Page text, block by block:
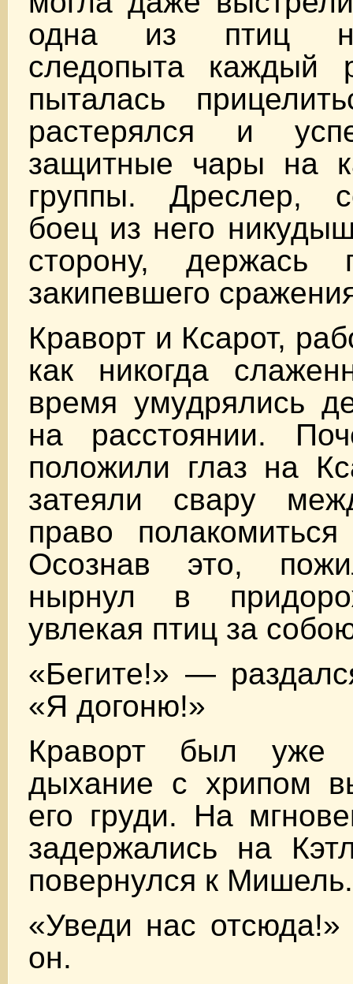
одна из птиц
следопыта каждый
пыталась
растерялся и
защитные чары на
группы. Дреслер,
боец из него
сторону, держась
закипевшего
Краворт и Ксарот,
как никогда
время умудрялись
на расстоянии.
положили глаз на
затеяли свару
право
Осознав это,
нырнул в
увлекая птиц за
«Бегите!» —
«Я догоню!»
Краворт был уже
дыхание с хрипом
его груди. На
задержались на
повернулся к Мишель.
«Уведи нас
он.